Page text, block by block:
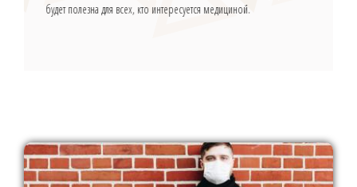
будет полезна для всех, кто интересуется медициной.